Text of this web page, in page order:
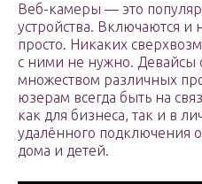
Веб-камеры — это
устройства. Включаются и
просто. Никаких
с ними не нужно. Девайсы
множеством различных
юзерам всегда быть на
как для бизнеса, так и в
удалённого подключения
дома и детей.